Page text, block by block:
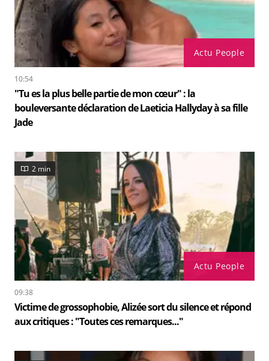
Actu People
10:54
"Tu es la plus belle partie de mon cœur" : la
bouleversante déclaration de Laeticia Hallyday à sa fille
Jade
Actu People
2 min
09:38
Victime de grossophobie, Alizée sort du silence et répond
aux critiques : "Toutes ces remarques..."